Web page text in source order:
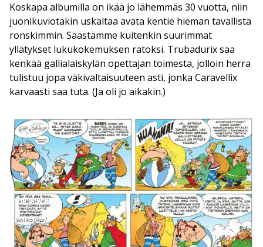
Koskapa albumilla on ikää jo lähemmäs 30 vuotta, niin
juonikuviotakin uskaltaa avata kentie hieman tavallista
ronskimmin. Säästämme kuitenkin suurimmat
yllätykset lukukokemuksen ratoksi. Trubadurix saa
kenkää gallialaiskylän opettajan toimesta, jolloin herra
tulistuu jopa väkivaltaisuuteen asti, jonka Caravellix
karvaasti saa tuta. (Ja oli jo aikakin.)